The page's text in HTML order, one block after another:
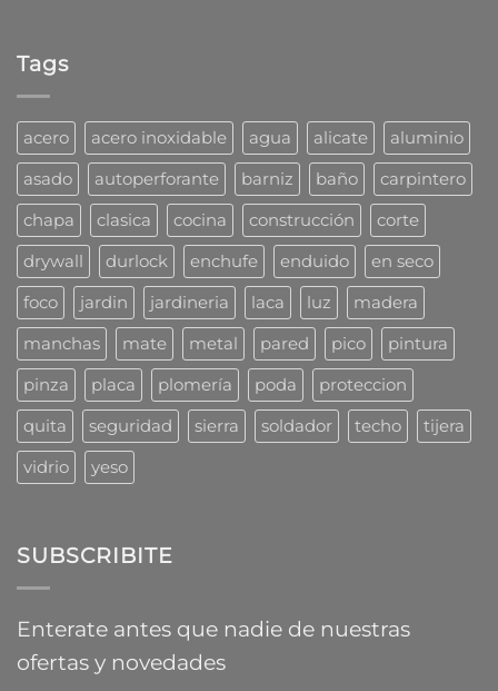
las
cucarachas?
Mirá
cómo
las
combaten
los
profesionales
Tags
acero acero inoxidable agua alicate
aluminio
asado
autoperforante barniz baño
carpintero
chapa
clasica cocina construcción
corte
drywall
durlock enchufe enduido
en seco
foco
jardin jardineria laca luz
madera
manchas
mate metal pared pico
pintura
pinza
placa plomería poda
proteccion
quita
seguridad sierra soldador techo
tijera
vidrio
yeso
SUBSCRIBITE
Enterate antes que nadie de nuestras
ofertas y novedades